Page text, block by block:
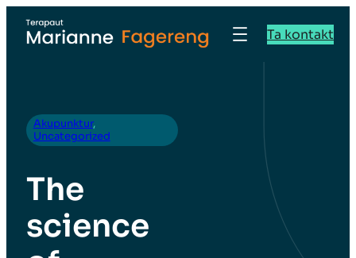
Ta kontakt
Akupunktur,
Uncategorized
The
science